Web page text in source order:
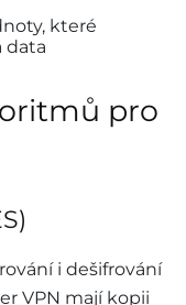
které
data
pro
i dešifrování
VPN mají kopii